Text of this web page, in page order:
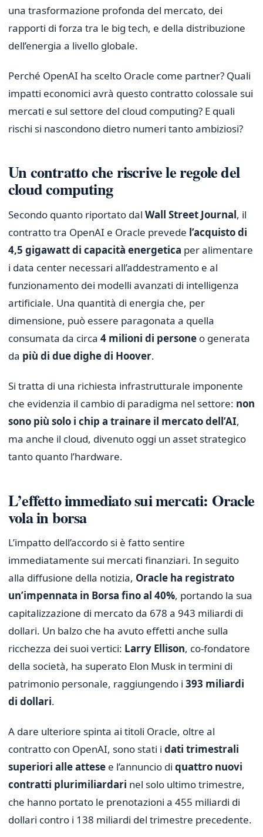
una trasformazione profonda del mercato, dei
rapporti di forza tra le big tech, e della distribuzione
dell’energia a livello globale.
Perché OpenAI ha scelto Oracle come partner? Quali
impatti economici avrà questo contratto colossale sui
mercati e sul settore del cloud computing? E quali
rischi si nascondono dietro numeri tanto ambiziosi?
Un contratto che riscrive le regole del
cloud computing
Secondo quanto riportato dal Wall Street Journal, il
contratto tra OpenAI e Oracle prevede l’acquisto di
4,5 gigawatt di capacità energetica per alimentare
i data center necessari all’addestramento e al
funzionamento dei modelli avanzati di intelligenza
artificiale. Una quantità di energia che, per
dimensione, può essere paragonata a quella
consumata da circa 4 milioni di persone o generata
da più di due dighe di Hoover.
Si tratta di una richiesta infrastrutturale imponente
che evidenzia il cambio di paradigma nel settore: non
sono più solo i chip a trainare il mercato dell’AI,
ma anche il cloud, divenuto oggi un asset strategico
tanto quanto l’hardware.
L’effetto immediato sui mercati: Oracle
vola in borsa
L’impatto dell’accordo si è fatto sentire
immediatamente sui mercati finanziari. In seguito
alla diffusione della notizia, Oracle ha registrato
un’impennata in Borsa fino al 40%, portando la sua
capitalizzazione di mercato da 678 a 943 miliardi di
dollari. Un balzo che ha avuto effetti anche sulla
ricchezza dei suoi vertici: Larry Ellison, co-fondatore
della società, ha superato Elon Musk in termini di
patrimonio personale, raggiungendo i 393 miliardi
di dollari.
A dare ulteriore spinta ai titoli Oracle, oltre al
contratto con OpenAI, sono stati i dati trimestrali
superiori alle attese e l’annuncio di quattro nuovi
contratti plurimiliardari nel solo ultimo trimestre,
che hanno portato le prenotazioni a 455 miliardi di
dollari contro i 138 miliardi del trimestre precedente.